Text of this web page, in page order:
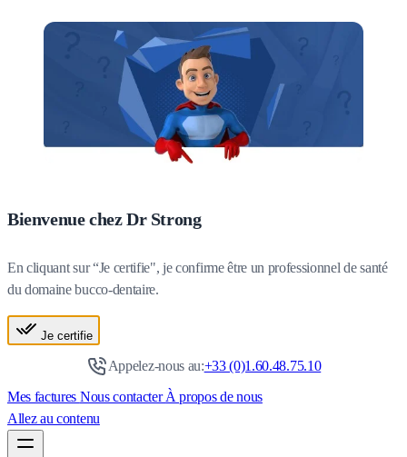
Bienvenue chez Dr Strong
En cliquant sur “Je certifie", je confirme être un professionnel de santé
du domaine bucco-dentaire.
Je certifie
Appelez-nous au:+33 (0)1.60.48.75.10
Mes factures Nous contacterÀ propos de nous
Allez au contenu